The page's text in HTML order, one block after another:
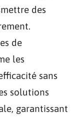
des
de
les
sans
solutions
garantissant